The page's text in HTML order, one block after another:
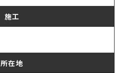
施工
所在地